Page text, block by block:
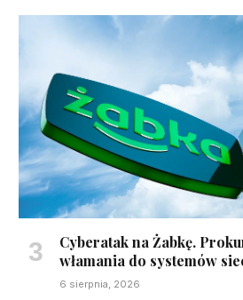
Cyberatak na Żabkę.
włamania do systemów
6 sierpnia, 2026